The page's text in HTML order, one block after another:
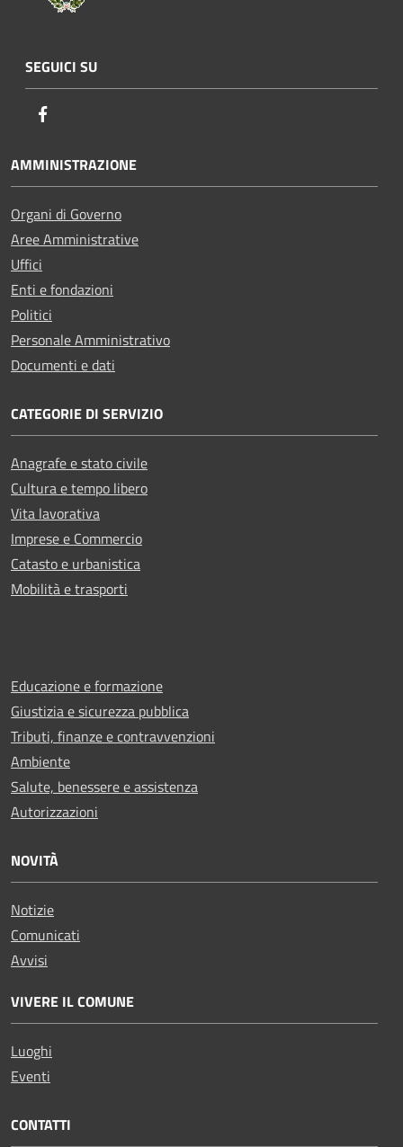
SEGUICI SU
AMMINISTRAZIONE
Organi di Governo
Aree Amministrative
Uffici
Enti e fondazioni
Politici
Personale Amministrativo
Documenti e dati
CATEGORIE DI SERVIZIO
Anagrafe e stato civile
Cultura e tempo libero
Vita lavorativa
Imprese e Commercio
Catasto e urbanistica
Mobilità e trasporti
Educazione e formazione
Giustizia e sicurezza pubblica
Tributi, finanze e contravvenzioni
Ambiente
Salute, benessere e assistenza
Autorizzazioni
NOVITÀ
Notizie
Comunicati
Avvisi
VIVERE IL COMUNE
Luoghi
Eventi
CONTATTI